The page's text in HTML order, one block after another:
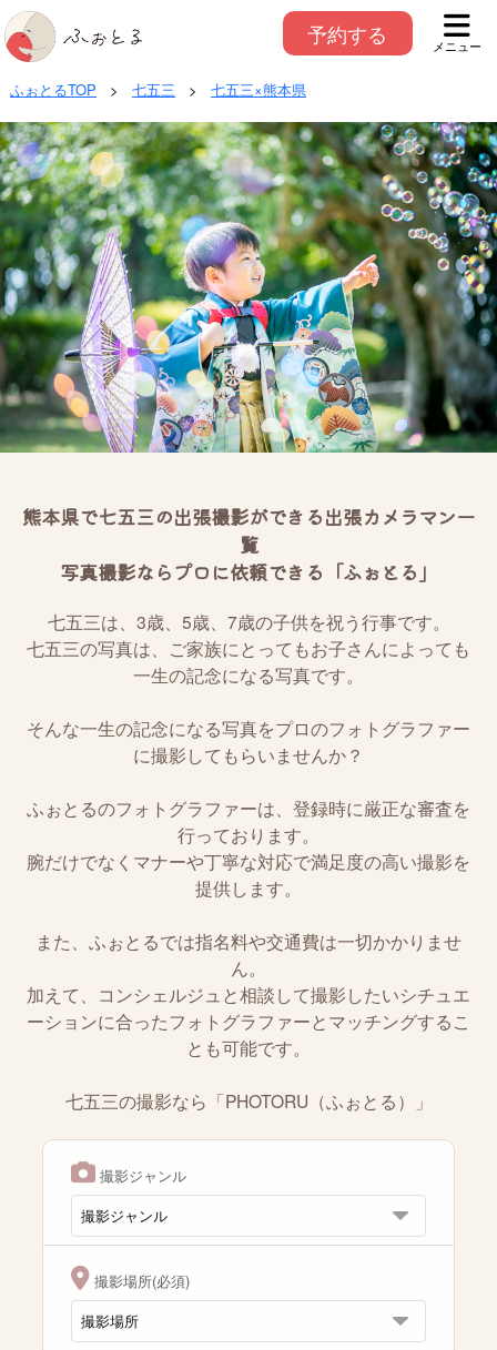
予約する メニュー
ふぉとるTOP > 七五三 > 七五三×熊本県
熊本県で七五三の出張撮影ができる出張カメラマン一
覧
写真撮影ならプロに依頼できる「ふぉとる」
七五三は、3歳、5歳、7歳の子供を祝う行事です。
七五三の写真は、ご家族にとってもお子さんによっても
一生の記念になる写真です。
そんな一生の記念になる写真をプロのフォトグラファー
に撮影してもらいませんか？
ふぉとるのフォトグラファーは、登録時に厳正な審査を
行っております。
腕だけでなくマナーや丁寧な対応で満足度の高い撮影を
提供します。
また、ふぉとるでは指名料や交通費は一切かかりませ
ん。
加えて、コンシェルジュと相談して撮影したいシチュエ
ーションに合ったフォトグラファーとマッチングするこ
とも可能です。
七五三の撮影なら「PHOTORU（ふぉとる）」
撮影ジャンル
撮影場所(必須)